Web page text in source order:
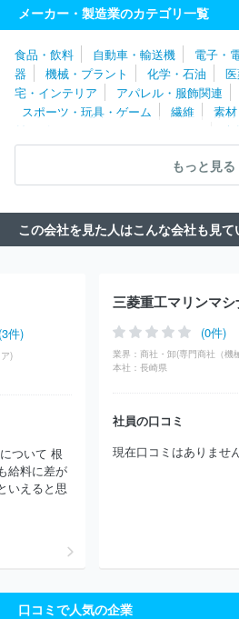
式会社
カナデビア株式会社 新東工
外爐工業株式会社
株式会社キトー
フジキカイ
エムケー精工株式会社
ラッチ株式会社
引地精工株式会社
ヤノン化成株式会社
株式会社タンガロ
栗田工業
社
ヤマトプロテック株式会社 株式
山株式会社
株式会社ディスコ
ジョ
社
コニカミノルタ株式会社
株式会
東洋エンジニアリング
鋼所
株式会社アビリカ 株式会社キッ
社
住友重機械工業
ループホールディングス
株式会社アル
ニアリング株式会社
株式会社加藤製作所
原製作所
日本トムソン株式会社 川
技研製作所
会社
ほか(4294件)
メーカー・製造業のカテゴリ一覧
食品・飲料 自動車・輸送機 電子・
器
機械・プラント 化学・石油
宅・インテリア
アパレル・服飾関連
スポーツ・玩具・ゲーム
繊維 素
材（ゴム・ガラス・セラミックス）
（その他）
農林・水産 たばこ・飼
もっと見る
この会社を見た人はこんな会社も見て
件)
)
ついて 根
給料に差が
いえると思
(0件)
業界：
本社： 長崎県
社員の口コミ
現在口コミはありませ
口コミで人気の企業